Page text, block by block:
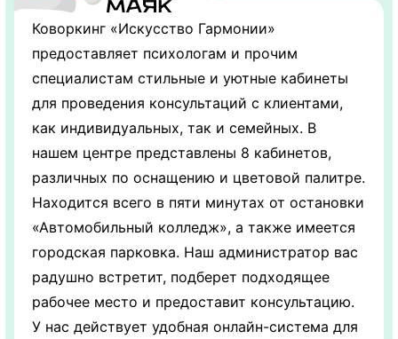
Коворкинг «Искусство Гармонии»
предоставляет психологам и прочим
специалистам стильные и уютные кабинеты
для проведения консультаций с клиентами,
как индивидуальных, так и семейных. В
нашем центре представлены 8 кабинетов,
различных по оснащению и цветовой палитре.
Находится всего в пяти минутах от остановки
«Автомобильный колледж», а также имеется
городская парковка. Наш администратор вас
радушно встретит, подберет подходящее
рабочее место и предоставит консультацию.
У нас действует удобная онлайн-система для